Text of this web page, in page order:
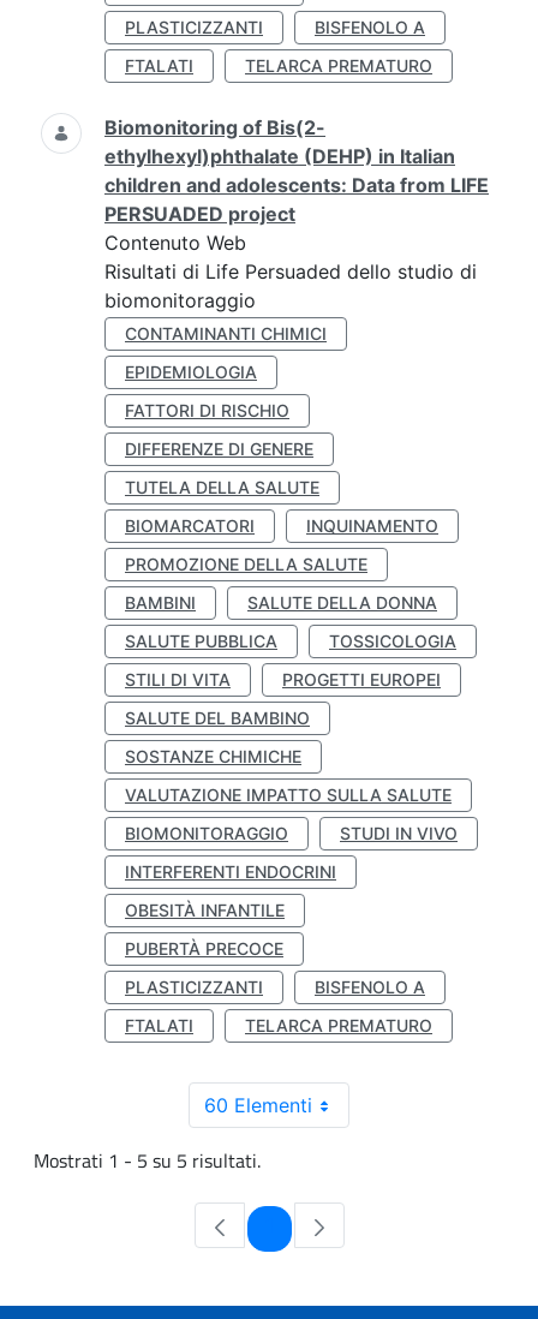
PLASTICIZZANTI
BISFENOLO A
FTALATI
TELARCA PREMATURO
Biomonitoring of Bis(2-
ethylhexyl)phthalate (DEHP) in Italian
children and adolescents: Data from LIFE
PERSUADED project
Contenuto Web
Risultati di Life Persuaded dello studio di
biomonitoraggio
CONTAMINANTI CHIMICI
EPIDEMIOLOGIA
FATTORI DI RISCHIO
DIFFERENZE DI GENERE
TUTELA DELLA SALUTE
BIOMARCATORI
INQUINAMENTO
PROMOZIONE DELLA SALUTE
BAMBINI
SALUTE DELLA DONNA
SALUTE PUBBLICA
TOSSICOLOGIA
STILI DI VITA
PROGETTI EUROPEI
SALUTE DEL BAMBINO
SOSTANZE CHIMICHE
VALUTAZIONE IMPATTO SULLA SALUTE
BIOMONITORAGGIO
STUDI IN VIVO
INTERFERENTI ENDOCRINI
OBESITÀ INFANTILE
PUBERTÀ PRECOCE
PLASTICIZZANTI
BISFENOLO A
FTALATI
TELARCA PREMATURO
60 Elementi
Mostrati 1 - 5 su 5 risultati.
Pagina